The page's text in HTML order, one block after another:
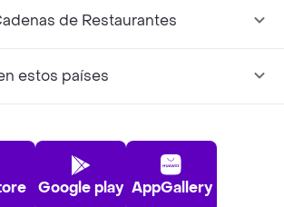
de Restaurantes
estos países
Google play AppGallery